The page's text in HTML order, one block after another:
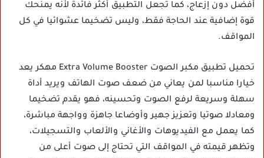
أفضل دون إزعاج، كما تجعل التطبيق أكثر فائدة لأنه يمنحك
قوة إضافية عند الحاجة فقط، وليس تضخيما عشوائيا في كل
المواقف.
تحميل تطبيق مكبر الصوت Extra Volume Booster مهكر يعد
خيارا مناسبا لمن يعاني من ضعف صوت الهاتف ويريد أداة
سهلة وسريعة لرفع الصوت وتحسينه، فهو يقدم تضخيما
ومعادلا صوتيا وتعزيز جهير وأوضاعا جاهزة وواجهة مباشرة،
كما يعمل مع الفيديوهات والأغاني والألعاب والتسجيلات،
وتظهر قيمته في المواقف التي تحتاج إلى صوت أعلى من